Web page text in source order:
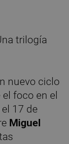
nuevo ciclo
foco en el
17 de
Miguel